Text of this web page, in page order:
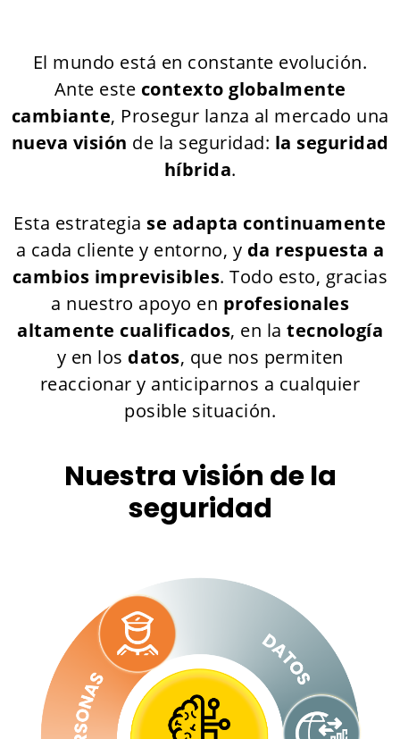
El mundo está en constante evolución.
Ante este contexto globalmente
cambiante, Prosegur lanza al mercado una
nueva visión de la seguridad: la seguridad
híbrida.
Esta estrategia se adapta continuamente
a cada cliente y entorno, y da respuesta a
cambios imprevisibles. Todo esto, gracias
a nuestro apoyo en profesionales
altamente cualificados, en la tecnología
y en los datos, que nos permiten
reaccionar y anticiparnos a cualquier
posible situación.
Nuestra visión de la
seguridad